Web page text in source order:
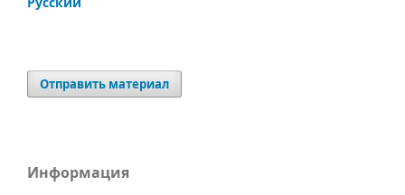
Отправить материал
Информация